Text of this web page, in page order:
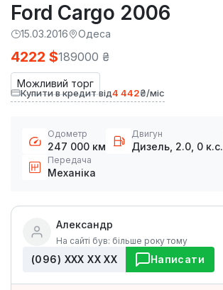
Ford Cargo 2006
15.03.2016 Одеса
Можливий торг
4222 $189000 ₴
Купити в кредит від4 442₴/міс
Одометр
247 000 км
Двигун
Дизель, 2.0, 0 к.с.
Передача
Механіка
Александр
На сайті був: більше року тому
(096) ХХХ ХХ ХХ Написати